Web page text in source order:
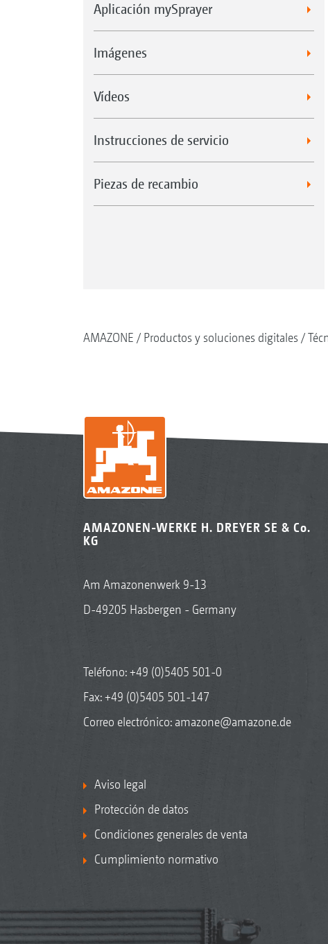
Aplicación mySprayer
Imágenes
Vídeos
Instrucciones de servicio
Piezas de recambio
AMAZONE Productos y soluciones digitales
AMAZONEN-WERKE H. DREYER SE & Co.
KG
Am Amazonenwerk 9-13
D-49205 Hasbergen - Germany
Teléfono:+49 (0)5405 501-0
Fax: +49 (0)5405 501-147
Correo electrónico: amazone@amazone.de
Aviso legal
Protección de datos
Condiciones generales de venta
Cumplimiento normativo